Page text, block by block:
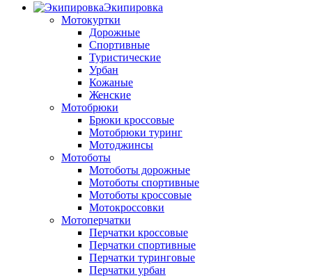
Экипировка
Мотокуртки
Дорожные
Спортивные
Туристические
Урбан
Кожаные
Женские
Мотобрюки
Брюки кроссовые
Мотобрюки туринг
Мотоджинсы
Мотоботы
Мотоботы дорожные
Мотоботы спортивные
Мотоботы кроссовые
Мотокроссовки
Мотоперчатки
Перчатки кроссовые
Перчатки спортивные
Перчатки туринговые
Перчатки урбан